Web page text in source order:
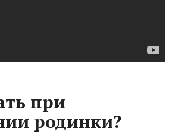
при
родинки?